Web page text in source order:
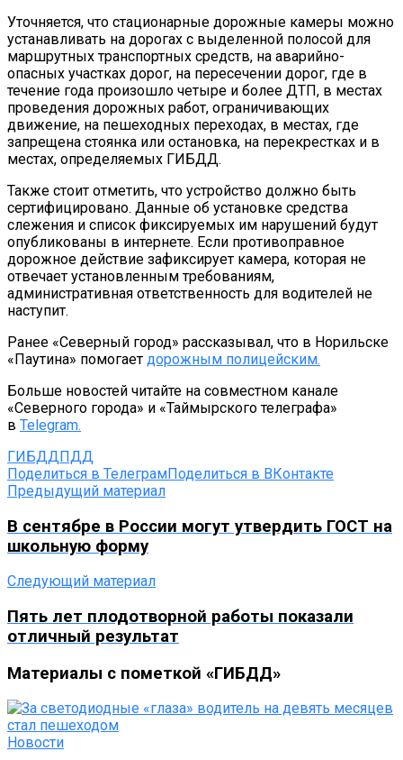
Уточняется, что стационарные дорожные камеры можно
устанавливать на дорогах с выделенной полосой для
маршрутных транспортных средств, на аварийно-
опасных участках дорог, на пересечении дорог, где в
течение года произошло четыре и более ДТП, в местах
проведения дорожных работ, ограничивающих
движение, на пешеходных переходах, в местах, где
запрещена стоянка или остановка, на перекрестках и в
местах, определяемых ГИБДД.
Также стоит отметить, что устройство должно быть
сертифицировано. Данные об установке средства
слежения и список фиксируемых им нарушений будут
опубликованы в интернете. Если противоправное
дорожное действие зафиксирует камера, которая не
отвечает установленным требованиям,
административная ответственность для водителей не
наступит.
Ранее «Северный город» рассказывал, что в Норильске
«Паутина» помогает дорожным полицейским.
Больше новостей читайте на совместном канале
«Северного города» и «Таймырского телеграфа»
в Telegram.
ГИБДДПДД
Поделиться в ТелеграмПоделиться в ВКонтакте
Предыдущий материал
В сентябре в России могут утвердить ГОСТ на
школьную форму
Следующий материал
Пять лет плодотворной работы показали
отличный результат
Материалы с пометкой «ГИБДД»
Новости